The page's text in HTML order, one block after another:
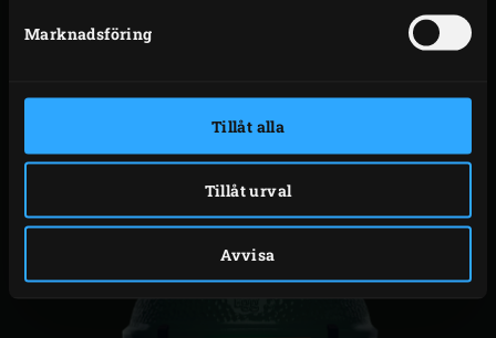
Marknadsföring
Tillåt alla
Tillåt urval
Avvisa